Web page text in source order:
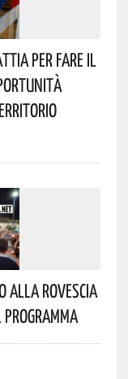
Per Fare Il
Alla Rovescia